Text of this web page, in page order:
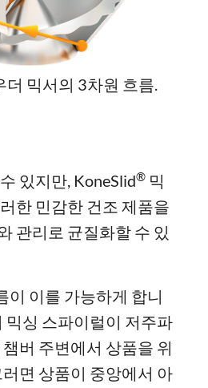
더 믹서의 3차원 흐름.
있지만, KoneSlid® 믹
한 민감한 건조 제품을
관리로 균질화할 수 있
이 이를 가능하게 합니
믹싱 스파이럴이 저주파
버 주변에서 상품을 위
면 상품이 중앙에서 아